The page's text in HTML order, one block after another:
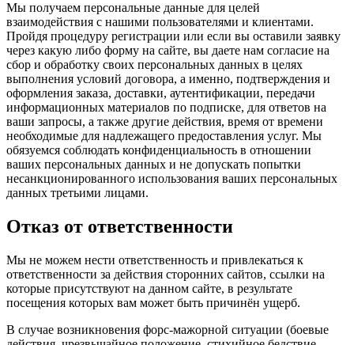
Мы получаем персональные данные для целей
взаимодействия с нашими пользователями и клиентами.
Пройдя процедуру регистрации или если вы оставили заявку
через какую либо форму на сайте, вы даете нам согласие на
сбор и обработку своих персональных данных в целях
выполнения условий договора, а именно, подтверждения и
оформления заказа, доставки, аутентификации, передачи
информационных материалов по подписке, для ответов на
ваши запросы, а также другие действия, время от времени
необходимые для надлежащего предоставления услуг. Мы
обязуемся соблюдать конфиденциальность в отношении
ваших персональных данных и не допускать попытки
несанкционированного использования ваших персональных
данных третьими лицами.
Отказ от ответственности
Мы не можем нести ответственность и привлекаться к
ответственности за действия сторонних сайтов, ссылки на
которые присутствуют на данном сайте, в результате
посещения которых вам может быть причинён ущерб.
В случае возникновения форс-мажорной ситуации (боевые